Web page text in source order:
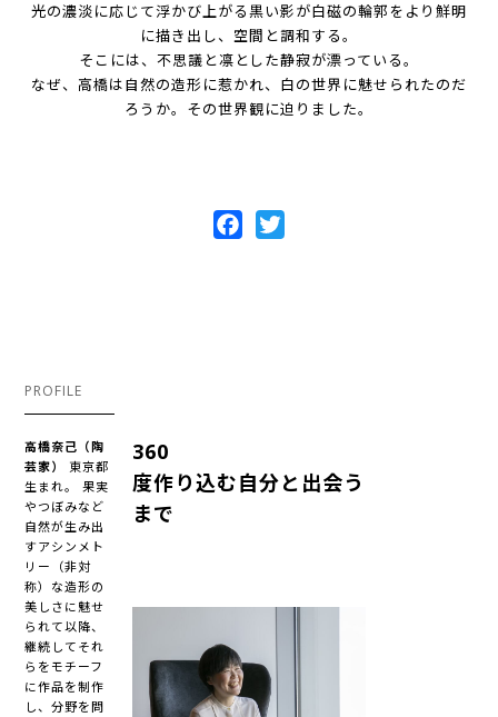
光の濃淡に応じて浮かび上がる黒い影が白磁の輪郭をより鮮明
に描き出し、空間と調和する。
そこには、不思議と凛とした静寂が漂っている。
なぜ、高橋は自然の造形に惹かれ、白の世界に魅せられたのだ
ろうか。その世界観に迫りました。
Facebook
PROFILE
高橋奈己（陶
芸家）
東京都
生まれ。 果実
やつぼみなど
自然が生み出
すアシンメト
リー（非対
称）な造形の
美しさに魅せ
られて以降、
継続してそれ
らをモチーフ
に作品を制作
し、分野を問
360
度作り込む自分と出会う
まで